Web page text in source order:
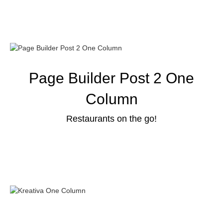
Page Builder Post 2 One
Column
Restaurants on the go!